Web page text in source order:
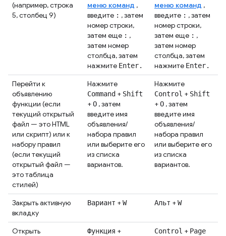
(например, строка
5, столбец 9)
меню команд ,
введите : , затем
номер строки,
затем еще : ,
затем номер
столбца, затем
нажмите Enter.
меню команд ,
введите : , затем
номер строки,
затем еще : ,
затем номер
столбца, затем
нажмите Enter.
Перейти к
объявлению
функции (если
текущий открытый
файл — это HTML
или скрипт) или к
набору правил
(если текущий
открытый файл —
это таблица
стилей)
Нажмите
Command + Shift
+O , затем
введите имя
объявления/
набора правил
или выберите его
из списка
вариантов.
Нажмите
Control + Shift
+O , затем
введите имя
объявления/
набора правил
или выберите его
из списка
вариантов.
Закрыть активную
вкладку
Вариант +W Альт +W
Открыть
Функция + Control + Page